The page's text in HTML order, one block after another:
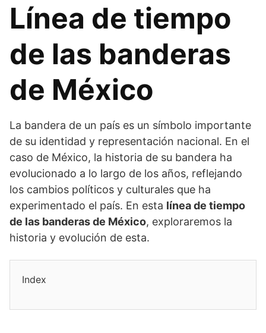
Línea de tiempo
de las banderas
de México
La bandera de un país es un símbolo importante
de su identidad y representación nacional. En el
caso de México, la historia de su bandera ha
evolucionado a lo largo de los años, reflejando
los cambios políticos y culturales que ha
experimentado el país. En esta línea de tiempo
de las banderas de México, exploraremos la
historia y evolución de esta.
Index